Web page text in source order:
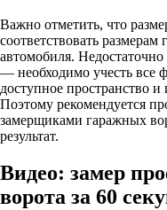
Важно отметить, что
соответствовать
автомобиля.
— необходимо учесть все
доступное пространство
Поэтому рекомендуется
замерщиками гаражных
результат.
Видео: замер
ворота за 60